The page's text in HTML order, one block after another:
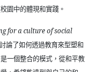
園中的體現和實踐。
for a culture of social
論了如何透過教育來型塑和
一個整合的模式，從和平教